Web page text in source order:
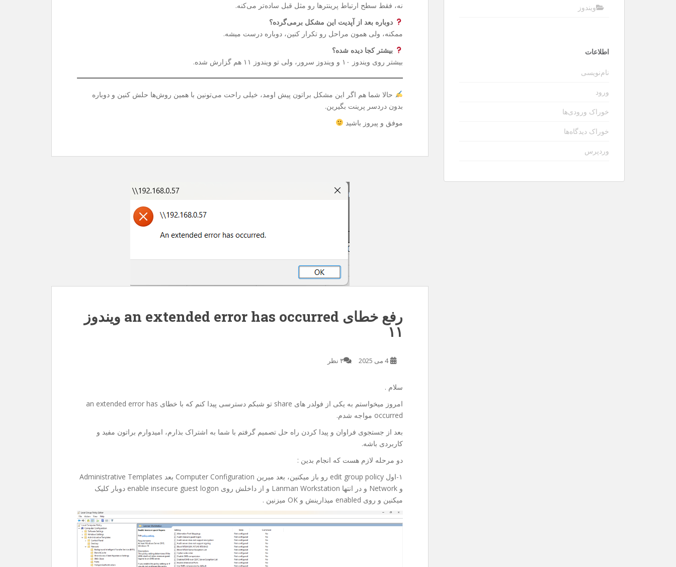
نه، فقط سطح ارتباط پرینترها رو مثل قبل ساده‌تر می‌کنه.
دوباره بعد از آپدیت این مشکل برمی‌گرده؟
ممکنه، ولی همون مراحل رو تکرار کنین، دوباره درست میشه.
بیشتر کجا دیده شده؟
بیشتر روی ویندوز ۱۰ و ویندوز سرور، ولی تو ویندوز ۱۱ هم گزارش شده.
حالا شما هم اگر این مشکل براتون پیش اومد، خیلی راحت می‌تونین با همین روش‌ها حلش کنین و دوباره
بدون دردسر پرینت بگیرین.
موفق و پیروز باشید
رفع خطای an extended error has occurred ویندوز
۱۱
4 می 2025 ۳ نظر
سلام .
امروز میخواستم به یکی از فولدر های share تو شبکم دسترسی پیدا کنم که با خطای an extended error has
occurred مواجه شدم.
بعد از جستجوی فراوان و پیدا کردن راه حل تصمیم گرفتم با شما به اشتراک بذارم، امیدوارم براتون مفید و
کاربردی باشه.
دو مرحله لازم هست که انجام بدین :
۱-اول edit group policy رو باز میکنین، بعد میرین Computer Configuration بعد Administrative Templates
و Network و در انتها Lanman Workstation و از داخلش روی enable insecure guest logon دوبار کلیک
میکنین و روی enabled میذارینش و OK میزنین .
ویندوز
اطلاعات
نام‌نویسی
ورود
خوراک ورودی‌ها
خوراک دیدگاه‌ها
وردپرس